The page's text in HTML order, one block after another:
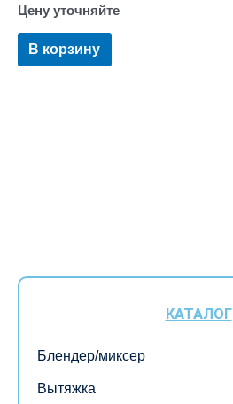
КАТАЛОГ
Блендер/миксер
Вытяжка
Цену уточняйте
В корзину